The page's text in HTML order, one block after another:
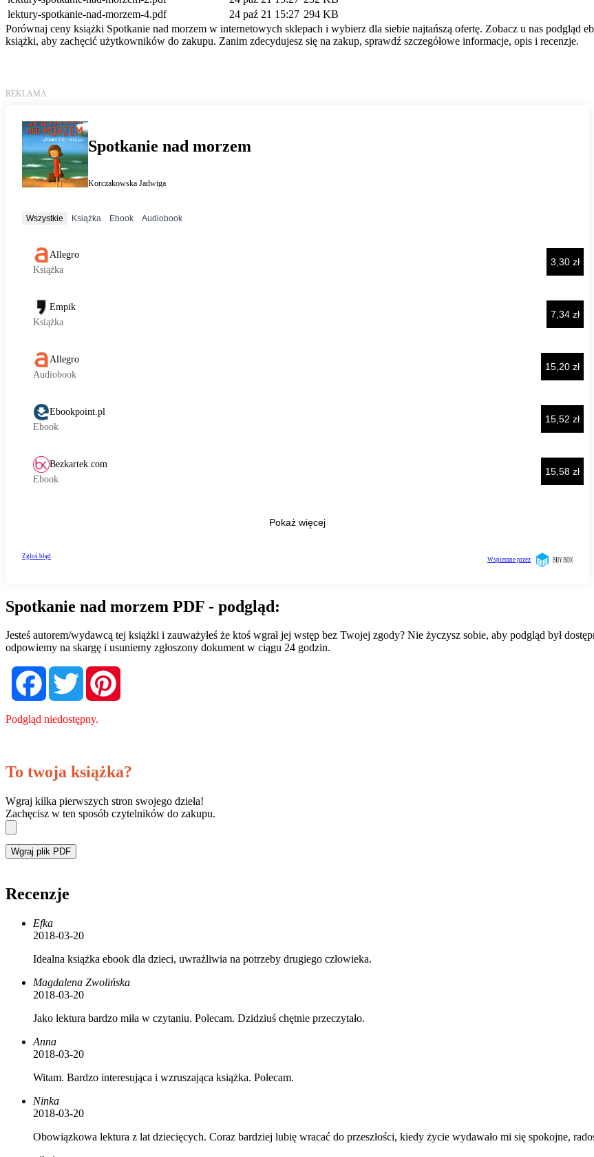
lektury-spotkanie-nad-morzem-4.pdf
24 paź 21 15:27 294 KB
Porównaj ceny książki Spotkanie nad morzem w internetowych sklepach i wybierz dla siebie najtańszą ofertę. Zobacz u nas podgląd
książki, aby zachęcić użytkowników do zakupu. Zanim zdecydujesz się na zakup, sprawdź szczegółowe informacje, opis i recenzje.
Spotkanie nad morzem PDF - podgląd:
Jesteś autorem/wydawcą tej książki i zauważyłeś że ktoś wgrał jej wstęp bez Twojej zgody? Nie życzysz sobie, aby podgląd był
odpowiemy na skargę i usuniemy zgłoszony dokument w ciągu 24 godzin.
FacebookTwitter
Podgląd niedostępny.
To twoja książka?
Wgraj kilka pierwszych stron swojego dzieła!
Zachęcisz w ten sposób czytelników do zakupu.
Wgraj plik PDF
Recenzje
Efka
2018-03-20
Idealna książka ebook dla dzieci, uwrażliwia na potrzeby drugiego człowieka.
Magdalena Zwolińska
2018-03-20
Jako lektura bardzo miła w czytaniu. Polecam. Dzidziuś chętnie przeczytało.
Anna
2018-03-20
Witam. Bardzo interesująca i wzruszająca książka. Polecam.
Ninka
2018-03-20
Obowiązkowa lektura z lat dziecięcych. Coraz bardziej lubię wracać do przeszłości, kiedy życie wydawało mi się spokojne,